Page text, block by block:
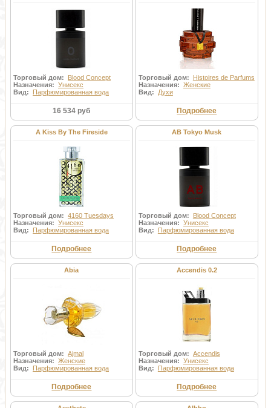
Торговый дом: Blood Concept
Назначения: Унисекс
Вид: Парфюмированная вода
16 534 руб
Торговый дом: Histoires de Parfums
Назначения: Женские
Вид: Духи
Подробнее
A Kiss By The Fireside
Торговый дом: 4160 Tuesdays
Назначения: Унисекс
Вид: Парфюмированная вода
Подробнее
AB Tokyo Musk
Торговый дом: Blood Concept
Назначения: Унисекс
Вид: Парфюмированная вода
Подробнее
Abia
Торговый дом: Ajmal
Назначения: Женские
Вид: Парфюмированная вода
Подробнее
Accendis 0.2
Торговый дом: Accendis
Назначения: Унисекс
Вид: Парфюмированная вода
Подробнее